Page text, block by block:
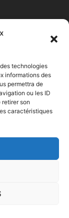
technologies
informations des
permettra de
ou les ID
retirer son
caractéristiques